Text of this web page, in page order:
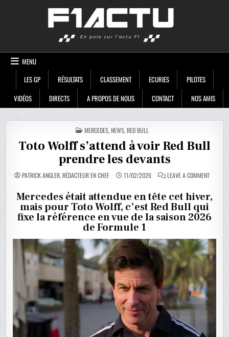
MENU
LES GP
RÉSULTATS CLASSEMENT ECURIES
PILOTES
VIDÉOS
DIRECTS A PROPOS DE NOUS CONTACT NOS AMIS
POSTED
IN
MERCEDES,NEWS,RED BULL
Toto Wolff s’attend à voir Red Bull
prendre les devants
PATRICK ANGLER, RÉDACTEUR EN CHEF 11/02/2026 LEAVE A COMMENTON
S’ATTEND
À
RED
BULL
Mercedes était attendue en tête cet hiver,
mais pour Toto Wolff, c’est Red Bull qui
fixe la référence en vue de la saison 2026
de Formule 1